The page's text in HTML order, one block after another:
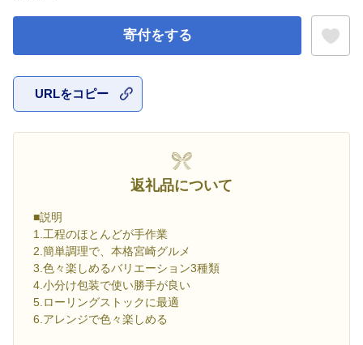
寄付をする
URLをコピー
返礼品について
■説明
1.工程のほとんどが手作業
2.簡単調理で、本格宮崎グルメ
3.色々楽しめるバリエーション3種類
4.小分け包装で使い勝手が良い
5.ローリングストックに最適
6.アレンジで色々楽しめる